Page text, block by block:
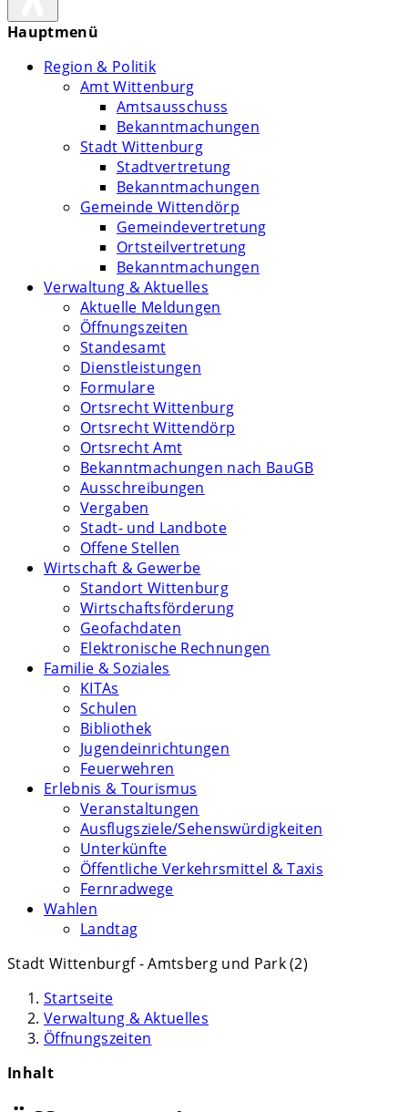
Hauptmenü
Region & Politik
Amt Wittenburg
Amtsausschuss
Bekanntmachungen
Stadt Wittenburg
Stadtvertretung
Bekanntmachungen
Gemeinde Wittendörp
Gemeindevertretung
Ortsteilvertretung
Bekanntmachungen
Verwaltung & Aktuelles
Aktuelle Meldungen
Öffnungszeiten
Standesamt
Dienstleistungen
Formulare
Ortsrecht Wittenburg
Ortsrecht Wittendörp
Ortsrecht Amt
Bekanntmachungen nach BauGB
Ausschreibungen
Vergaben
Stadt- und Landbote
Offene Stellen
Wirtschaft & Gewerbe
Standort Wittenburg
Wirtschaftsförderung
Geofachdaten
Elektronische Rechnungen
Familie & Soziales
KITAs
Schulen
Bibliothek
Jugendeinrichtungen
Feuerwehren
Erlebnis & Tourismus
Veranstaltungen
Ausflugsziele/Sehenswürdigkeiten
Unterkünfte
Öffentliche Verkehrsmittel & Taxis
Fernradwege
Wahlen
Landtag
Stadt Wittenburgf - Amtsberg und Park (2)
Startseite
Verwaltung & Aktuelles
Öffnungszeiten
Inhalt